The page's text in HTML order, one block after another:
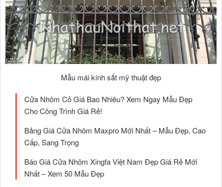
Mẫu mái kính sắt mỹ thuật đẹp
Cửa Nhôm Cỏ Giá Bao Nhiêu? Xem Ngay Mẫu Đẹp
Cho Công Trình Giá Rẻ!
Bảng Giá Cửa Nhôm Maxpro Mới Nhất – Mẫu Đẹp, Cao
Cấp, Sang Trọng
Báo Giá Cửa Nhôm Xingfa Việt Nam Đẹp Giá Rẻ Mới
Nhất – Xem 50 Mẫu Đẹp